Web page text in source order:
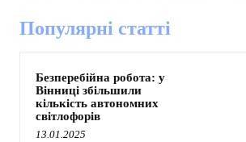
Популярні статті
Безперебійна робота: у
Вінниці збільшили
кількість автономних
світлофорів
13.01.2025